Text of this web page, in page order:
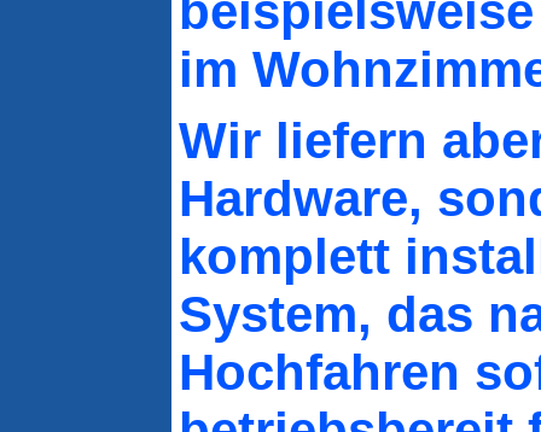
im
Wir liefern
Hardware,
komplett
System, das
Hochfahren